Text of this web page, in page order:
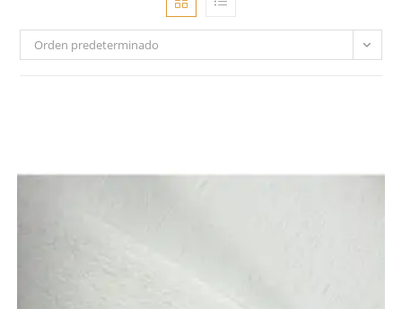
Orden predeterminado